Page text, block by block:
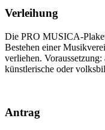
Verleihung
Die PRO MUSICA-
Bestehen einer
verliehen.
künstlerische oder
Antrag